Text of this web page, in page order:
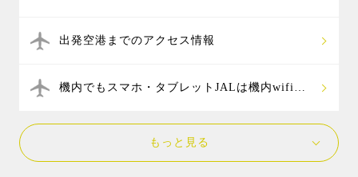
出発空港までのアクセス情報
機内でもスマホ・タブレットJALは機内wifi無
もっと見る